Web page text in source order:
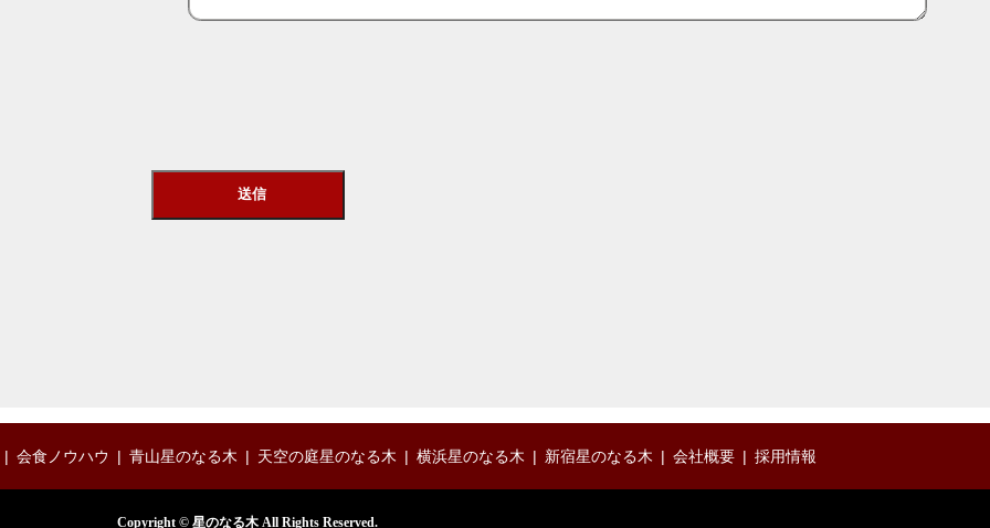
会食ノウハウ 青山星のなる木 天空の庭星のなる木 横浜星のなる木 新宿星のなる木 会社概要 採用情報
Copyright © 星のなる木 All Rights Reserved.